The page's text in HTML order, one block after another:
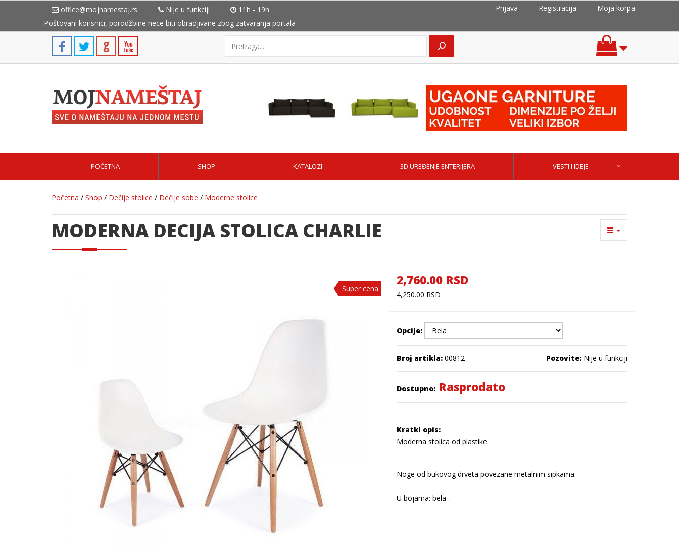
office@mojnamestaj.rs Nije u funkciji 11h - 19h Prijava Registracija
Moja korpa
Poštovani korisnici, porodžbine nece biti obradjivane zbog zatvaranja portala
POČETNA SHOP KATALOZI 3D UREĐENJE ENTERIJERA VESTI I IDEJE
Početna / Shop / Dečije stolice / Dečije sobe / Moderne stolice
MODERNA DECIJA STOLICA CHARLIE
Super cena
Super cena
Super cena
Super cena
Super cena
Super cena
2,760.00 RSD
4,250.00 RSD
Opcije:
Broj artikla:00812 Pozovite: Nije u funkciji
Dostupno:Rasprodato
Kratki opis:
Moderna stolica od plastike.
Noge od bukovog drveta povezane metalnim sipkama.
U bojama: bela .